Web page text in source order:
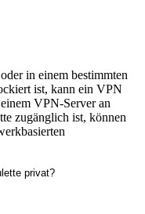
in einem bestimmten
ist, kann ein VPN
VPN-Server an
zugänglich ist, können
privat?